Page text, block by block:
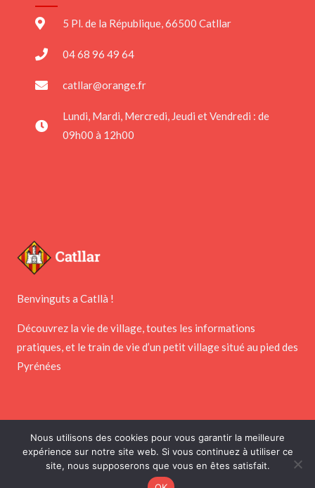
Benvinguts a Catllà !
Découvrez la vie de village, toutes les informations
pratiques, et le train de vie d’un petit village situé au pied des
Pyrénées
5 Pl. de la République, 66500 Catllar
04 68 96 49 64
catllar@orange.fr
Lundi, Mardi, Mercredi, Jeudi et Vendredi : de
09h00 à 12h00
Copyright © 2026 Mairie de Catllar
PointNet
Nous utilisons des cookies pour vous garantir la meilleure
expérience sur notre site web. Si vous continuez à utiliser ce
site, nous supposerons que vous en êtes satisfait.